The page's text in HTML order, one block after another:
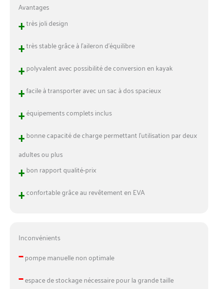
Avantages
+très joli design
+très stable grâce à l’aileron d’équilibre
+polyvalent avec possibilité de conversion en kayak
+facile à transporter avec un sac à dos spacieux
+équipements complets inclus
+bonne capacité de charge permettant l’utilisation par deux
adultes ou plus
+bon rapport qualité-prix
+confortable grâce au revêtement en EVA
Inconvénients
–pompe manuelle non optimale
–espace de stockage nécessaire pour la grande taille